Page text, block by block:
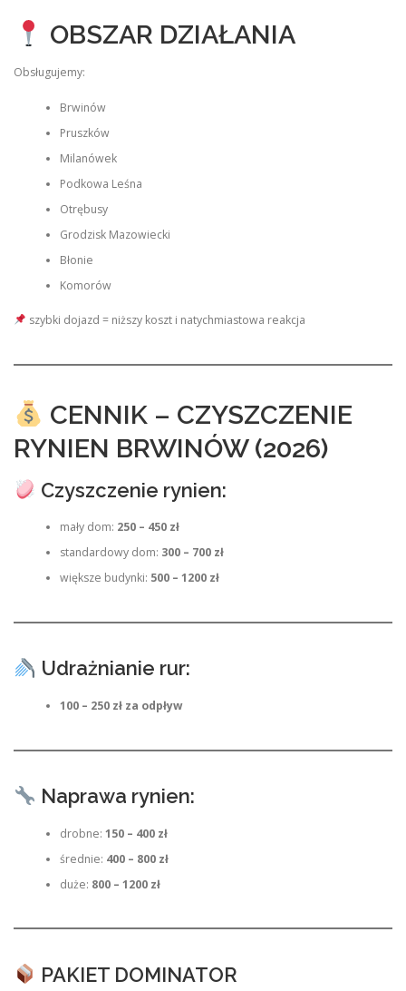
OBSZAR DZIAŁANIA
Obsługujemy:
Brwinów
Pruszków
Milanówek
Podkowa Leśna
Otrębusy
Grodzisk Mazowiecki
Błonie
Komorów
szybki dojazd = niższy koszt i natychmiastowa reakcja
CENNIK – CZYSZCZENIE
RYNIEN BRWINÓW (2026)
Czyszczenie rynien:
mały dom: 250 – 450 zł
standardowy dom: 300 – 700 zł
większe budynki: 500 – 1200 zł
Udrażnianie rur:
100 – 250 zł za odpływ
Naprawa rynien:
drobne: 150 – 400 zł
średnie: 400 – 800 zł
duże: 800 – 1200 zł
PAKIET DOMINATOR